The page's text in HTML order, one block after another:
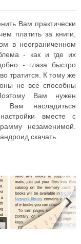
Вам практически
платить за книги,
в неограниченном
- как и где их
- глаза быстро
тратится. К тому же
не все способны
Вам нужен
Вам насладиться
вместе с
незаменимой.
скачать.